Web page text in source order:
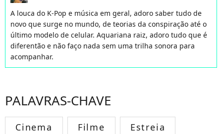
A louca do K-Pop e música em geral, adoro saber tudo de
novo que surge no mundo, de teorias da conspiração até o
último modelo de celular. Aquariana raiz, adoro tudo que é
diferentão e não faço nada sem uma trilha sonora para
acompanhar.
PALAVRAS-CHAVE
Cinema Filme Estreia